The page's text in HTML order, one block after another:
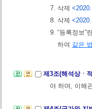
7. 삭제
8. 삭제
9. “등록정보”
하여 같은
제3조(해석상ㆍ
야 하며, 이해